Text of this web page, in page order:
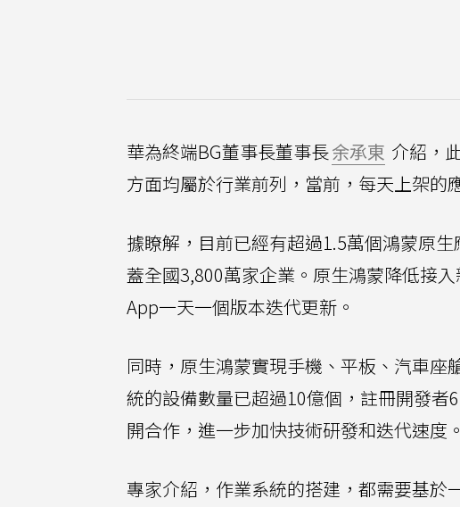
華為終端BG董事長董事長余承東 介紹，
方面均屬於行業前列，當前，每天上架的
據瞭解，目前已經有超過1.5萬個鴻蒙原
蓋全國3,800萬家企業。原生鴻蒙降低接
App一天一個版本迭代更新。
同時，原生鴻蒙實現手機、平板、汽車
統的設備數量已超過10億個，註冊開發
開合作，進一步加快技術研發和迭代速度。
專家介紹，作業系統的搭建，都需要基